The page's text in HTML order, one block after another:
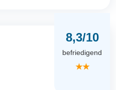
8,3/10
befriedigend
★★